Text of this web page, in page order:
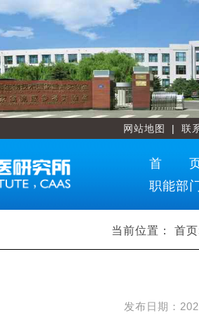
网站地图 | 联
首
职能部
当前位置： 首页
发布日期：